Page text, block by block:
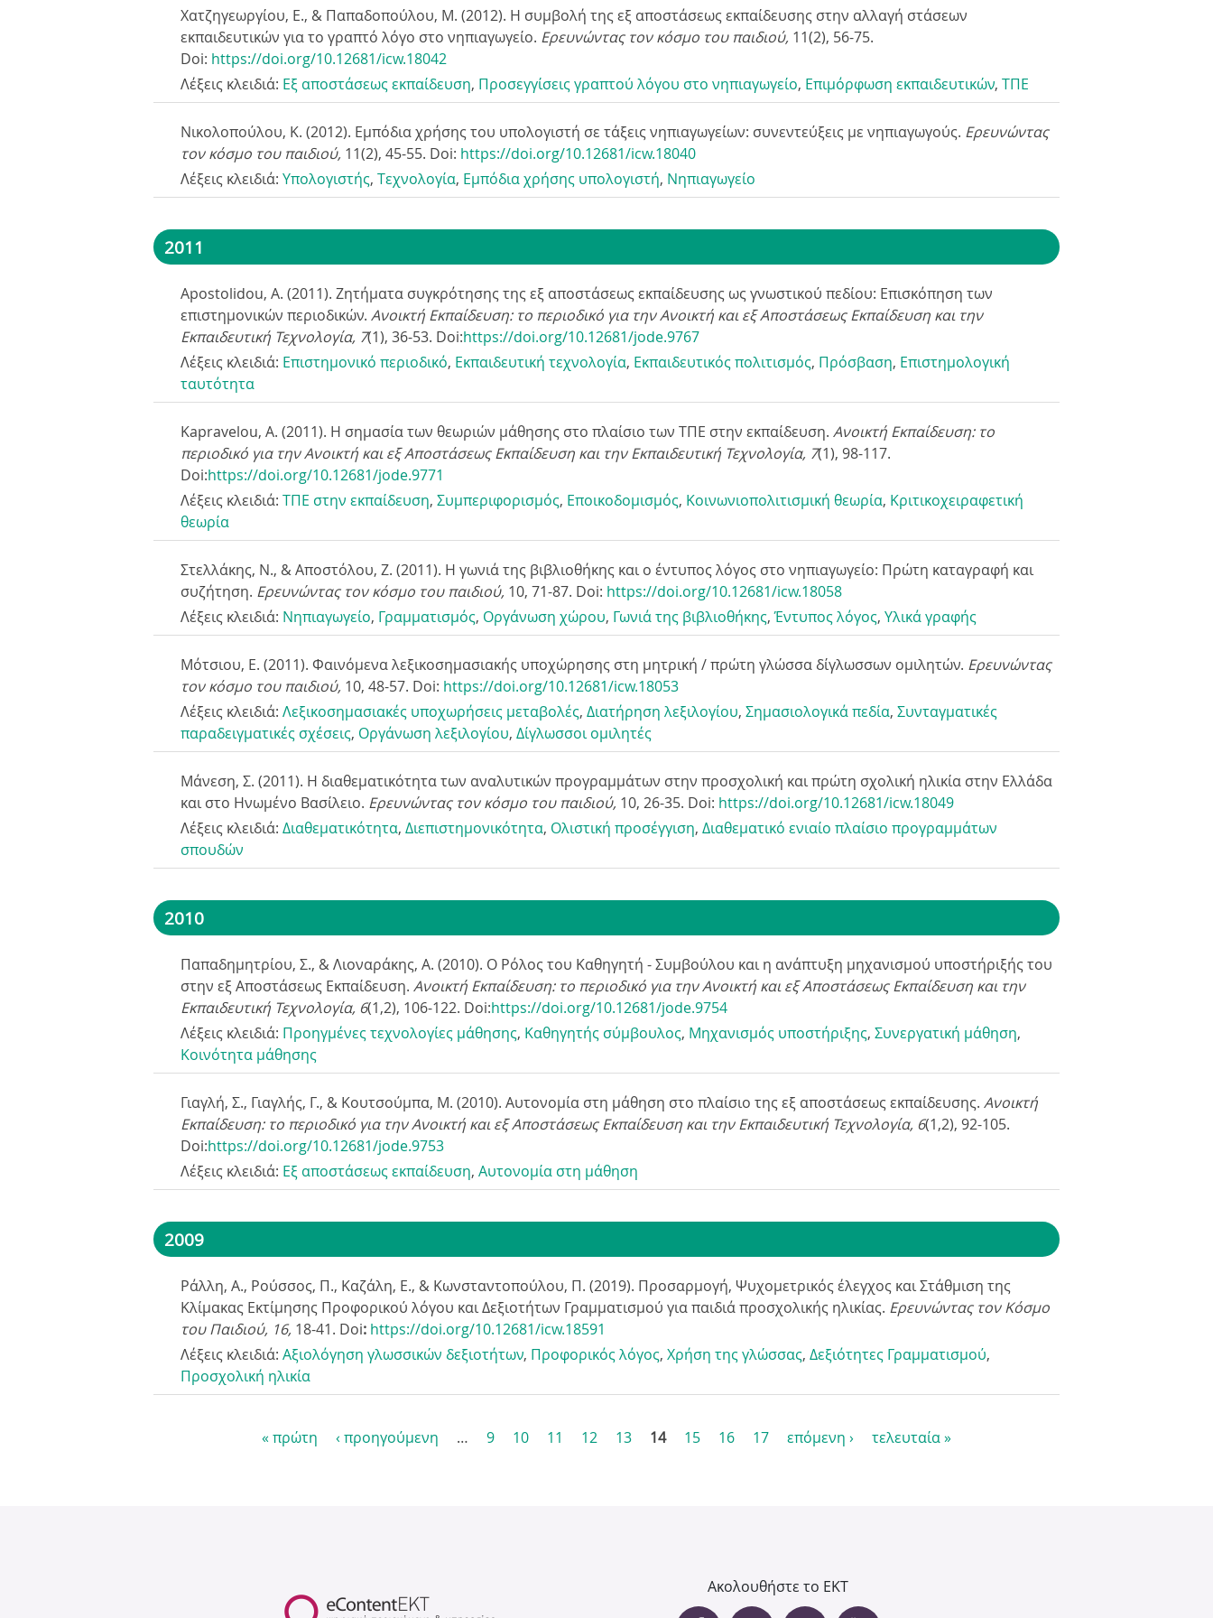
ή
τ
σ
η
Χατζηγεωργίου, Ε., & Παπαδοπούλου, Μ. (2012). Η συμβολή της εξ αποστάσεως εκπαίδευσης στην αλλαγή στάσεων
εκπαιδευτικών για το γραπτό λόγο στο νηπιαγωγείο. Ερευνώντας τον κόσμο του παιδιού, 11(2), 56-75.
Doi: https://doi.org/10.12681/icw.18042
Λέξεις κλειδιά: Εξ αποστάσεως εκπαίδευση, Προσεγγίσεις γραπτού λόγου στο νηπιαγωγείο, Eπιμόρφωση εκπαιδευτικών, ΤΠΕ
Νικολοπούλου, Κ. (2012). Εμπόδια χρήσης του υπολογιστή σε τάξεις νηπιαγωγείων: συνεντεύξεις με νηπιαγωγούς. Ερευνώντας
τον κόσμο του παιδιού, 11(2), 45-55. Doi: https://doi.org/10.12681/icw.18040
Λέξεις κλειδιά: Yπολογιστής, Tεχνολογία, Εμπόδια χρήσης υπολογιστή, Νηπιαγωγείο
2011
Apostolidou, A. (2011). Ζητήματα συγκρότησης της εξ αποστάσεως εκπαίδευσης ως γνωστικού πεδίου: Επισκόπηση των
επιστημονικών περιοδικών. Ανοικτή Εκπαίδευση: το περιοδικό για την Ανοικτή και εξ Αποστάσεως Εκπαίδευση και την
Εκπαιδευτική Τεχνολογία, 7(1), 36-53. Doi:https://doi.org/10.12681/jode.9767
Λέξεις κλειδιά: Επιστημονικό περιοδικό, Εκπαιδευτική τεχνολογία, Εκπαιδευτικός πολιτισμός, Πρόσβαση, Eπιστημολογική
ταυτότητα
Kapravelou, A. (2011). Η σημασία των θεωριών μάθησης στο πλαίσιο των ΤΠΕ στην εκπαίδευση. Ανοικτή Εκπαίδευση: το
περιοδικό για την Ανοικτή και εξ Αποστάσεως Εκπαίδευση και την Εκπαιδευτική Τεχνολογία, 7(1), 98-117.
Doi:https://doi.org/10.12681/jode.9771
Λέξεις κλειδιά: ΤΠΕ στην εκπαίδευση, Συμπεριφορισμός, Eποικοδομισμός, Kοινωνιοπολιτισμική θεωρία, Kριτικοχειραφετική
θεωρία
Στελλάκης, Ν., & Αποστόλου, Ζ. (2011). Η γωνιά της βιβλιοθήκης και ο έντυπος λόγος στο νηπιαγωγείο: Πρώτη καταγραφή και
συζήτηση. Ερευνώντας τον κόσμο του παιδιού, 10, 71-87. Doi: https://doi.org/10.12681/icw.18058
Λέξεις κλειδιά: Νηπιαγωγείο, Γραμματισμός, Οργάνωση χώρου, Γωνιά της βιβλιοθήκης,Έντυπος λόγος, Yλικά γραφής
Μότσιου, Ε. (2011). Φαινόμενα λεξικοσημασιακής υποχώρησης στη μητρική / πρώτη γλώσσα δίγλωσσων ομιλητών. Ερευνώντας
τον κόσμο του παιδιού, 10, 48-57. Doi: https://doi.org/10.12681/icw.18053
Λέξεις κλειδιά: Λεξικοσημασιακές υποχωρήσεις μεταβολές, Διατήρηση λεξιλογίου, Σημασιολογικά πεδία, Συνταγματικές
παραδειγματικές σχέσεις, Οργάνωση λεξιλογίου, Δίγλωσσοι ομιλητές
Μάνεση, Σ. (2011). Η διαθεματικότητα των αναλυτικών προγραμμάτων στην προσχολική και πρώτη σχολική ηλικία στην Ελλάδα
και στο Ηνωμένο Βασίλειο. Ερευνώντας τον κόσμο του παιδιού, 10, 26-35. Doi: https://doi.org/10.12681/icw.18049
Λέξεις κλειδιά: Διαθεματικότητα, Διεπιστημονικότητα, Ολιστική προσέγγιση, Διαθεματικό ενιαίο πλαίσιο προγραμμάτων
σπουδών
2010
Παπαδημητρίου, Σ., & Λιοναράκης, Α. (2010). Ο Ρόλος του Καθηγητή - Συμβούλου και η ανάπτυξη μηχανισμού υποστήριξής του
στην εξ Αποστάσεως Εκπαίδευση. Ανοικτή Εκπαίδευση: το περιοδικό για την Ανοικτή και εξ Αποστάσεως Εκπαίδευση και την
Εκπαιδευτική Τεχνολογία, 6(1,2), 106-122. Doi:https://doi.org/10.12681/jode.9754
Λέξεις κλειδιά: Προηγμένες τεχνολογίες μάθησης, Καθηγητής σύμβουλος, Μηχανισμός υποστήριξης, Συνεργατική μάθηση,
Κοινότητα μάθησης
Γιαγλή, Σ., Γιαγλής, Γ., & Κουτσούμπα, Μ. (2010). Αυτονομία στη μάθηση στο πλαίσιο της εξ αποστάσεως εκπαίδευσης. Ανοικτή
Εκπαίδευση: το περιοδικό για την Ανοικτή και εξ Αποστάσεως Εκπαίδευση και την Εκπαιδευτική Τεχνολογία, 6(1,2), 92-105.
Doi:https://doi.org/10.12681/jode.9753
Λέξεις κλειδιά: Eξ αποστάσεως εκπαίδευση, Aυτονομία στη μάθηση
2009
Ράλλη, Α., Ρούσσος, Π., Καζάλη, Ε., & Κωνσταντοπούλου, Π. (2019). Προσαρμογή, Ψυχομετρικός έλεγχος και Στάθμιση της
Κλίμακας Εκτίμησης Προφορικού λόγου και Δεξιοτήτων Γραμματισμού για παιδιά προσχολικής ηλικίας. Ερευνώντας τον Κόσμο
του Παιδιού, 16, 18-41. Doi: https://doi.org/10.12681/icw.18591
Λέξεις κλειδιά: Αξιολόγηση γλωσσικών δεξιοτήτων, Προφορικός λόγος, Χρήση της γλώσσας, Δεξιότητες Γραμματισμού,
Προσχολική ηλικία
« πρώτη ‹ προηγούμενη … 9 10 11 12 13 14 15 16 17 επόμενη › τελευταία »